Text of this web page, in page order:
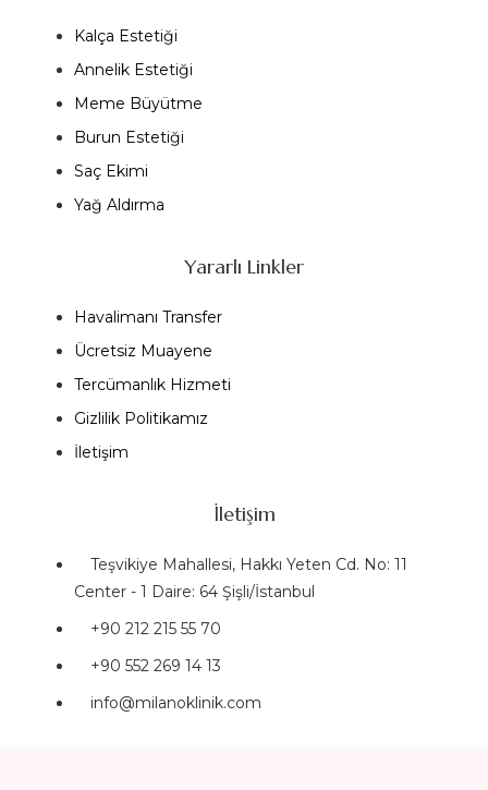
Kalça Estetiği
Annelik Estetiği
Meme Büyütme
Burun Estetiği
Saç Ekimi
Yağ Aldırma
Yararlı Linkler
Havalimanı Transfer
Ücretsiz Muayene
Tercümanlık Hizmeti
Gizlilik Politikamız
İletişim
İletişim
Teşvikiye Mahallesi, Hakkı Yeten Cd. No: 11
Center - 1 Daire: 64 Şişli/İstanbul
+90 212 215 55 70
+90 552 269 14 13
info@milanoklinik.com